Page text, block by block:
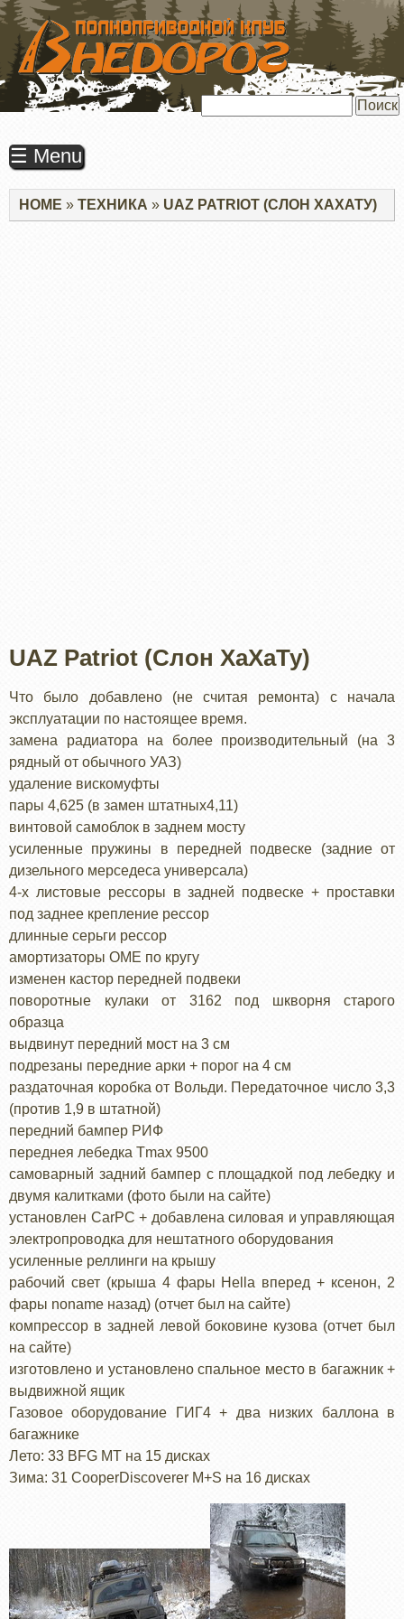
ПЕРЕЙТИ
ОСНОВНОМУ
СОДЕРЖАНИЮ
☰ Menu
Строка
навигации
HOME ТЕХНИКА UAZ PATRIOT (СЛОН ХАХАТУ)
UAZ Patriot (Слон ХаХаТу)
Что было добавлено (не считая ремонта) с начала
эксплуатации по настоящее время.
замена радиатора на более производительный (на 3
рядный от обычного УАЗ)
удаление вискомуфты
пары 4,625 (в замен штатных4,11)
винтовой самоблок в заднем мосту
усиленные пружины в передней подвеске (задние от
дизельного мерседеса универсала)
4-х листовые рессоры в задней подвеске + проставки
под заднее крепление рессор
длинные серьги рессор
амортизаторы OME по кругу
изменен кастор передней подвеки
поворотные кулаки от 3162 под шкворня старого
образца
выдвинут передний мост на 3 см
подрезаны передние арки + порог на 4 см
раздаточная коробка от Вольди. Передаточное число 3,3
(против 1,9 в штатной)
передний бампер РИФ
переднея лебедка Tmax 9500
самоварный задний бампер с площадкой под лебедку и
двумя калитками (фото были на сайте)
установлен CarPC + добавлена силовая и управляющая
электропроводка для нештатного оборудования
усиленные реллинги на крышу
рабочий свет (крыша 4 фары Hella вперед + ксенон, 2
фары noname назад) (отчет был на сайте)
компрессор в задней левой боковине кузова (отчет был
на сайте)
изготовлено и установлено спальное место в багажник +
выдвижной ящик
Газовое оборудование ГИГ4 + два низких баллона в
багажнике
Лето: 33 BFG MT на 15 дисках
Зима: 31 CooperDiscoverer M+S на 16 дисках